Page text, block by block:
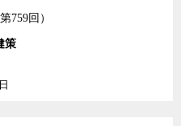
難にしていると福井氏は語る。
れ以上拡大すれば、コンテンツ
るという危惧から、著作権保護
てきたが、これにはメーカー側
た。ユーザー側には複製を不可
759回）
策